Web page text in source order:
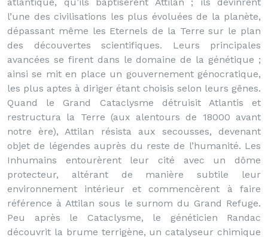
l’une des civilisations les plus évoluées de la planète,
dépassant même les Eternels de la Terre sur le plan
des découvertes scientifiques. Leurs principales
avancées se firent dans le domaine de la génétique ;
ainsi se mit en place un gouvernement génocratique,
les plus aptes à diriger étant choisis selon leurs gênes.
Quand le Grand Cataclysme détruisit Atlantis et
restructura la Terre (aux alentours de 18000 avant
notre ère), Attilan résista aux secousses, devenant
objet de légendes auprès du reste de l’humanité. Les
Inhumains entourèrent leur cité avec un dôme
protecteur, altérant de manière subtile leur
environnement intérieur et commencèrent à faire
référence à Attilan sous le surnom du Grand Refuge.
Peu après le Cataclysme, le généticien Randac
découvrit la brume terrigène, un catalyseur chimique